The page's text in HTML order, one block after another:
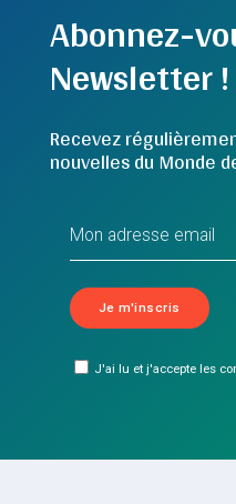
Abonnez-
Newsletter !
Recevez
nouvelles du Monde
J'ai lu et j'accepte les